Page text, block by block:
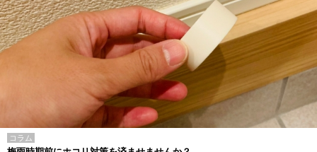
コラム